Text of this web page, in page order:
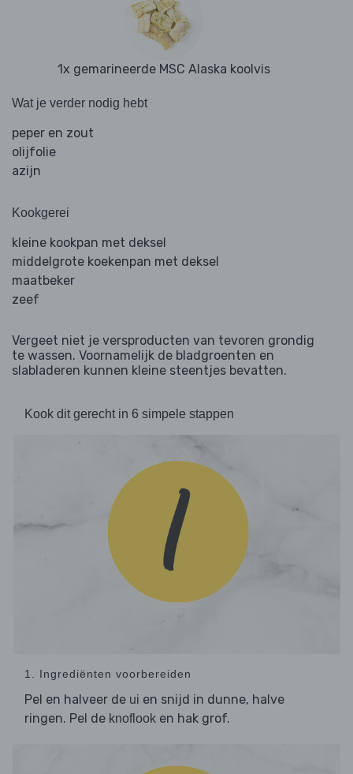
1x gemarineerde MSC Alaska koolvis
Wat je verder nodig hebt
peper en zout
olijfolie
azijn
Kookgerei
kleine kookpan met deksel
middelgrote koekenpan met deksel
maatbeker
zeef
Vergeet niet je versproducten van tevoren grondig
te wassen. Voornamelijk de bladgroenten en
slabladeren kunnen kleine steentjes bevatten.
Kook dit gerecht in 6 simpele stappen
1. Ingrediënten voorbereiden
Pel en halveer de ui en snijd in dunne, halve
ringen. Pel de knoflook en hak grof.